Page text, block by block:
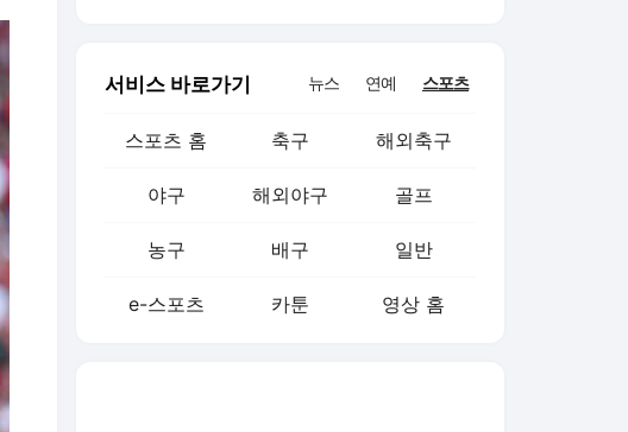
서비스 바로가기 뉴스 연예 스포츠
스포츠 홈 축구 해외축구
야구 해외야구 골프
농구 배구 일반
e-스포츠 카툰 영상 홈